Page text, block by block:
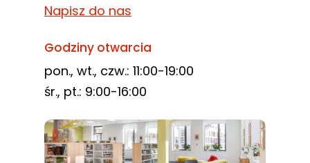
Napisz do nas
Godziny otwarcia
pon., wt., czw.: 11:00-19:00
śr., pt.: 9:00-16:00